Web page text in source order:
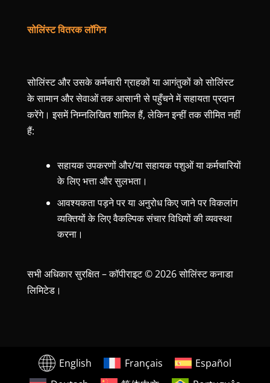
सोलिंस्ट वितरक लॉगिन
सोलिंस्ट और उसके कर्मचारी ग्राहकों या आगंतुकों को सोलिंस्ट
के सामान और सेवाओं तक आसानी से पहुँचने में सहायता प्रदान
करेंगे। इसमें निम्नलिखित शामिल हैं, लेकिन इन्हीं तक सीमित नहीं
हैं:
सहायक उपकरणों और/या सहायक पशुओं या कर्मचारियों
के लिए भत्ता और सुलभता।
आवश्यकता पड़ने पर या अनुरोध किए जाने पर विकलांग
व्यक्तियों के लिए वैकल्पिक संचार विधियों की व्यवस्था
करना।
सभी अधिकार सुरक्षित – कॉपीराइट © 2026 सोलिंस्ट कनाडा
लिमिटेड।
English Français
Español